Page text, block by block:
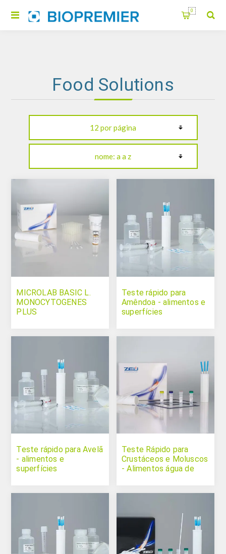
0
Food Solutions
MICROLAB BASIC L.
MONOCYTOGENES
PLUS
Teste rápido para
Amêndoa - alimentos e
superfícies
Teste rápido para Avelã
- alimentos e
superfícies
Teste Rápido para
Crustáceos e Moluscos
- Alimentos água de